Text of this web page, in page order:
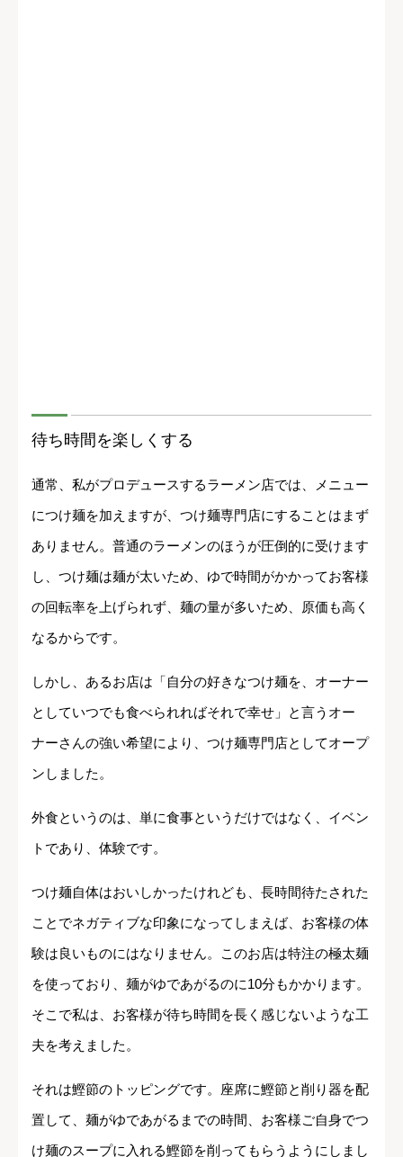
待ち時間を楽しくする
通常、私がプロデュースするラーメン店では、メニュー
につけ麺を加えますが、つけ麺専門店にすることはまず
ありません。普通のラーメンのほうが圧倒的に受けます
し、つけ麺は麺が太いため、ゆで時間がかかってお客様
の回転率を上げられず、麺の量が多いため、原価も高く
なるからです。
しかし、あるお店は「自分の好きなつけ麺を、オーナー
としていつでも食べられればそれで幸せ」と言うオー
ナーさんの強い希望により、つけ麺専門店としてオープ
ンしました。
外食というのは、単に食事というだけではなく、イベン
トであり、体験です。
つけ麺自体はおいしかったけれども、長時間待たされた
ことでネガティブな印象になってしまえば、お客様の体
験は良いものにはなりません。このお店は特注の極太麺
を使っており、麺がゆであがるのに10分もかかります。
そこで私は、お客様が待ち時間を長く感じないような工
夫を考えました。
それは鰹節のトッピングです。座席に鰹節と削り器を配
置して、麺がゆであがるまでの時間、お客様ご自身でつ
け麺のスープに入れる鰹節を削ってもらうようにしまし